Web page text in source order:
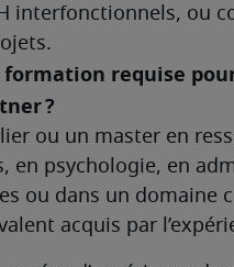
interfonctionnels, ou
requise
ou un master en
en psychologie, en
ou dans un domaine
acquis par